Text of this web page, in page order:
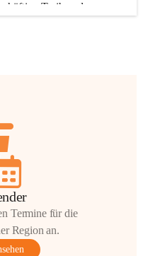
Treiben der
Termine für die
Region an.